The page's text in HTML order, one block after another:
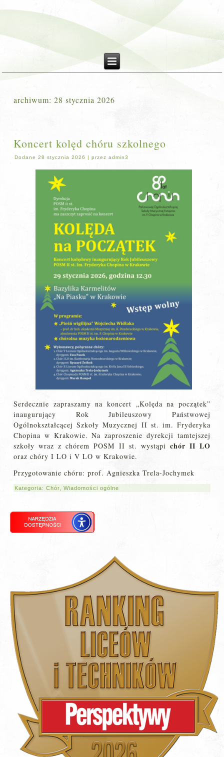
archiwum:28 stycznia 2026
Koncert kolęd chóru szkolnego
Dodane 28 stycznia 2026 |przez admin3
Serdecznie zapraszamy na koncert „Kolęda na początek”
inaugurujący Rok Jubileuszowy Państwowej
Ogólnokształcącej Szkoły Muzycznej II st. im. Fryderyka
Chopina w Krakowie. Na zaproszenie dyrekcji tamtejszej
szkoły wraz z chórem POSM II st. wystąpi chór II LO
oraz chóry I LO i V LO w Krakowie.
Przygotowanie chóru: prof. Agnieszka Trela-Jochymek
Kategoria:Chór ,Wiadomości ogólne